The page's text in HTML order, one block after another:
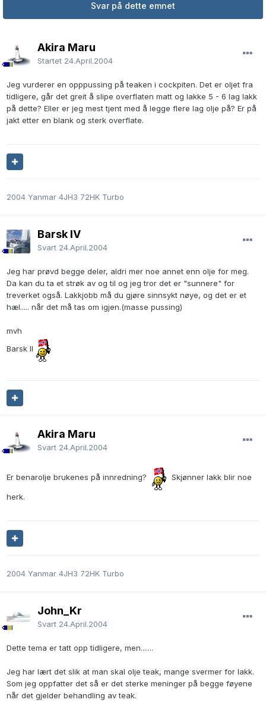
Svar på dette emnet
Akira Maru
Startet 24.April.2004
Jeg vurderer en opppussing på teaken i cockpiten. Det er oljet fra
tidligere, går det greit å slipe overflaten matt og lakke 5 - 6 lag lakk
på dette? Eller er jeg mest tjent med å legge flere lag olje på? Er på
jakt etter en blank og sterk overflate.
2004 Yanmar 4JH3 72HK Turbo
Barsk IV
Svart 24.April.2004
Jeg har prøvd begge deler, aldri mer noe annet enn olje for meg.
Da kan du ta et strøk av og til og jeg tror det er "sunnere" for
treverket også. Lakkjobb må du gjøre sinnsykt nøye, og det er et
hæl..... når det må tas om igjen.(masse pussing)
mvh
Barsk II
Akira Maru
Svart 24.April.2004
Er benarolje brukenes på innredning? Skjønner lakk blir noe
herk.
2004 Yanmar 4JH3 72HK Turbo
John_Kr
Svart 24.April.2004
Dette tema er tatt opp tidligere, men.......
Jeg har lært det slik at man skal olje teak, mange svermer for lakk.
Som jeg oppfatter det så er det sterke meninger på begge føyene
når det gjelder behandling av teak.